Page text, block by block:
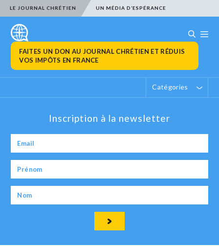
LE JOURNAL CHRÉTIEN UN MÉDIA D’ESPÉRANCE
FAITES UN DON AU JOURNAL CHRÉTIEN ET RÉDUIS
VOS IMPÔTS EN FRANCE
Catégories
Inscription à la newsletter